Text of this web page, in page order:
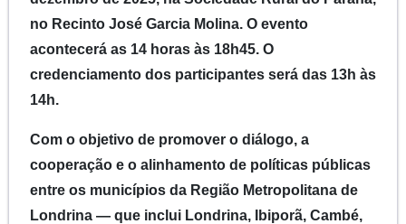
no Recinto José Garcia Molina. O evento
acontecerá as 14 horas às 18h45. O
credenciamento dos participantes será das 13h às
14h.
Com o objetivo de promover o diálogo, a
cooperação e o alinhamento de políticas públicas
entre os municípios da Região Metropolitana de
Londrina — que inclui Londrina, Ibiporã, Cambé,